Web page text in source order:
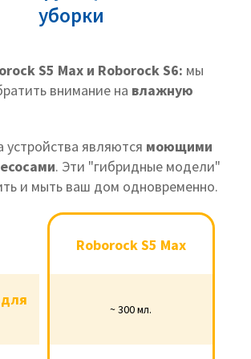
уборки
S5 Max и Roborock S6: мы
внимание на влажную
являются моющими
. Эти "гибридные модели"
и мыть ваш дом одновременно.
Max
Roborock S6
для
~ 300 мл.
Roborock S5 Max
~ 300 мл.